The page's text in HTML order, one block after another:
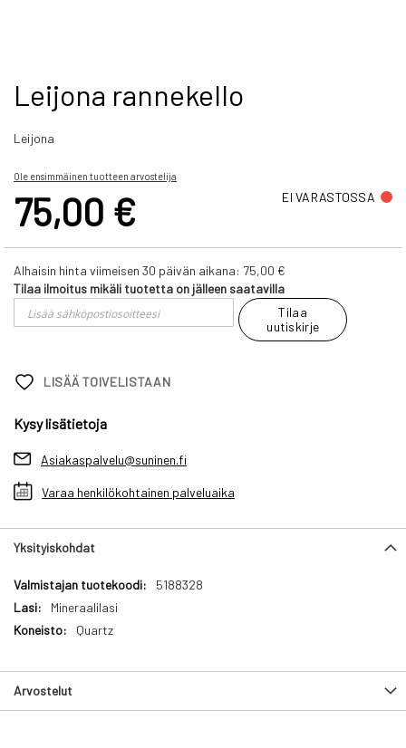
Skip
to
beginning
the
gallery
Leijona rannekello
Leijona
Ole ensimmäinen tuotteen arvostelija
75,00 € EI VARASTOSSA
Alhaisin hinta viimeisen 30 päivän aikana: 75,00 €
Tilaa ilmoitus mikäli tuotetta on jälleen saatavilla
Tilaa
uutiskirje
LISÄÄ TOIVELISTAAN
Kysy lisätietoja
Asiakaspalvelu@suninen.fi
Varaa henkilökohtainen palveluaika
Yksityiskohdat
Yksityiskohdat
5188328
Mineraalilasi
Quartz
Arvostelut